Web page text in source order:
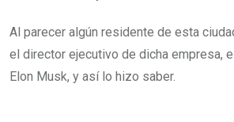
Al parecer algún residente de esta
el director ejecutivo de dicha empresa,
Elon Musk, y así lo hizo saber.